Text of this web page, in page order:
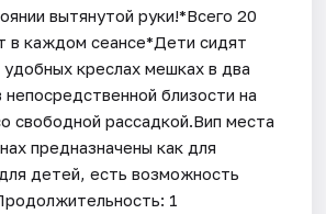
вытянутой руки!*Всего 20
в каждом сеансе*Дети сидят
креслах мешках в два
близости на
свободной рассадкой.Вип места
предназначены как для
детей, есть возможность
1